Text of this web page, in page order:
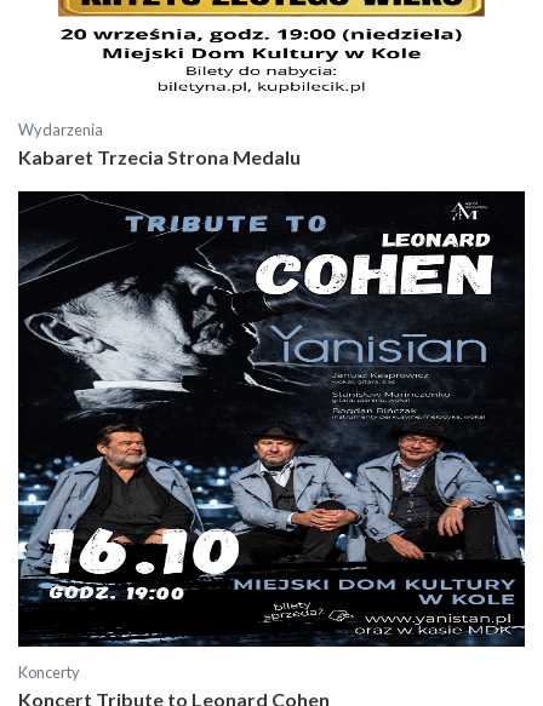
Wydarzenia
Kabaret Trzecia Strona Medalu
Koncerty
Koncert Tribute to Leonard Cohen